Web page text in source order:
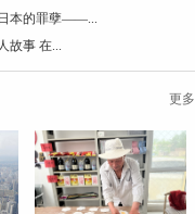
本的罪孽——...
故事 在...
更多